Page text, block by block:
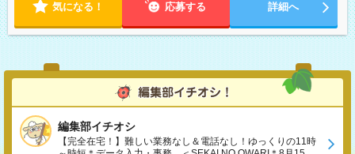
気になる！ 応募する 詳細へ
編集部イチオシ
【完全在宅！】難しい業務なし＆電話なし！ゆっくりの11時